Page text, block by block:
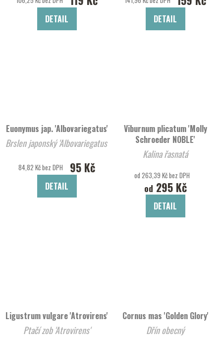
DETAIL DETAIL
Euonymus jap. 'Albovariegatus'
Brslen japonský 'Albovariegatus'
84,82 Kč bez DPH 95 Kč
DETAIL
Viburnum plicatum 'Molly
Schroeder NOBLE'
Kalina řasnatá
od 263,39 Kč bez DPH
od 295 Kč
DETAIL
Ligustrum vulgare 'Atrovirens'
Ptačí zob 'Atrovirens'
Cornus mas 'Golden Glory'
Dřín obecný